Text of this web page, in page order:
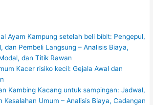
Ayam Kampung setelah beli bibit: Pengepul,
dan Pembeli Langsung – Analisis Biaya,
dan Titik Rawan
Kacer risiko kecil: Gejala Awal dan
Kambing Kacang untuk sampingan: Jadwal,
Kesalahan Umum – Analisis Biaya, Cadangan